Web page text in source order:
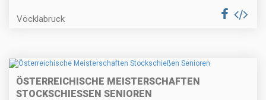
Vöcklabruck
ÖSTERREICHISCHE MEISTERSCHAFTEN
STOCKSCHIESSEN SENIOREN